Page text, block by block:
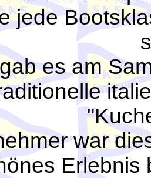
jede
es am
war
Erlebnis